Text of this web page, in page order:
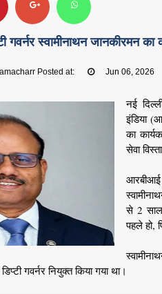
स्वामीनाथन जानकीरमन का
Posted at: Jun 06, 2026
नई
इंडिया
का
सेवा
से 2
पहले हो,
गवर्नर नियुक्त किया गया था।